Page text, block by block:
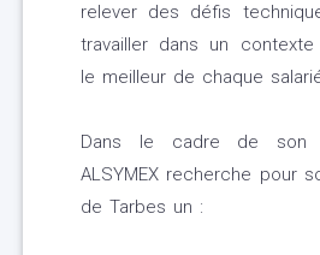
relever des défis
travailler dans un contexte
le meilleur de chaque
Dans le cadre de son
ALSYMEX recherche pour
de Tarbes un :